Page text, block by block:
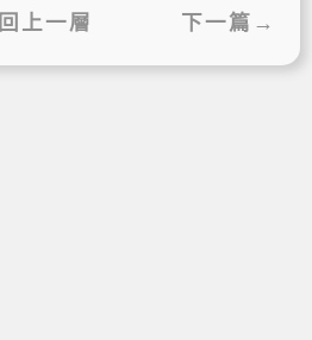
回上一層 下一篇→